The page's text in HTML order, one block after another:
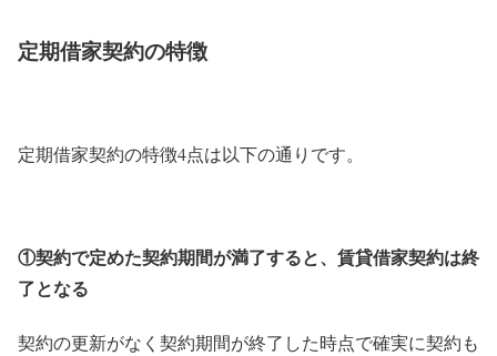
定期借家契約の特徴
定期借家契約の特徴4点は以下の通りです。
①契約で定めた契約期間が満了すると、賃貸借家契約は終
了となる
契約の更新がなく契約期間が終了した時点で確実に契約も